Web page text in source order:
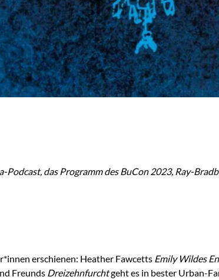
das Programm des BuCon 2023, Ray-
erschienen: Heather Fawcetts Emily Wildes
Freunds Dreizehnfurchtgeht es in bester Urban-